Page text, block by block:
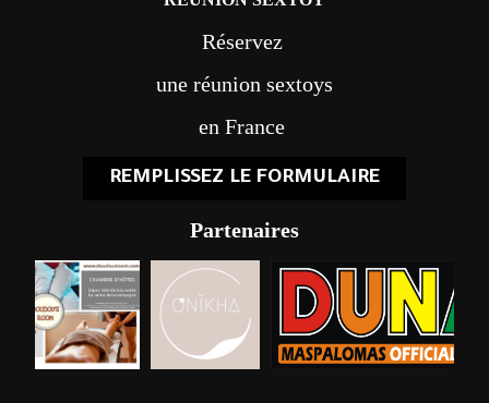
Réservez
une réunion sextoys
en France
REMPLISSEZ LE FORMULAIRE
Partenaires